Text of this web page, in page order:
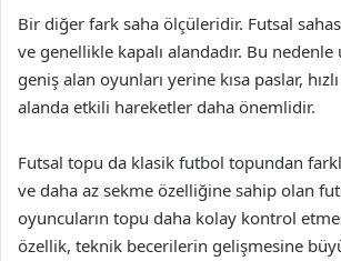
Bir diğer fark saha ölçüleridir. Futsal
ve genellikle kapalı alandadır. Bu
geniş alan oyunları yerine kısa paslar,
alanda etkili hareketler daha önemlidir.
Futsal topu da klasik futbol topundan
ve daha az sekme özelliğine sahip olan
oyuncuların topu daha kolay kontrol
özellik, teknik becerilerin gelişmesine